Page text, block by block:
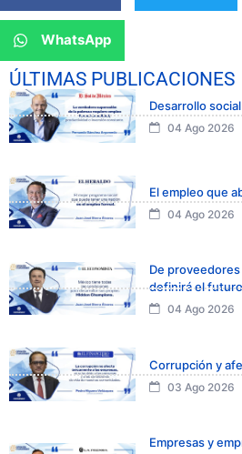
WhatsApp
ÚLTIMAS PUBLICACIONES
Desarrollo
04 Ago 2026
El empleo que
04 Ago 2026
De
definirá el
04 Ago 2026
Corrupción y
03 Ago 2026
Empresas y